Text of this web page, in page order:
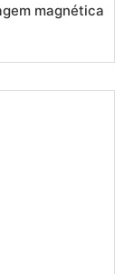
magnética